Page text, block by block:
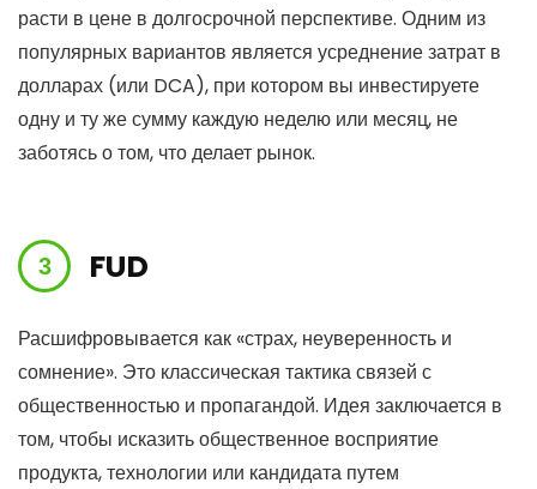
расти в цене в долгосрочной перспективе. Одним из
популярных вариантов является усреднение затрат в
долларах (или DCA), при котором вы инвестируете
одну и ту же сумму каждую неделю или месяц, не
заботясь о том, что делает рынок.
FUD
Расшифровывается как «страх, неуверенность и
сомнение». Это классическая тактика связей с
общественностью и пропагандой. Идея заключается в
том, чтобы исказить общественное восприятие
продукта, технологии или кандидата путем